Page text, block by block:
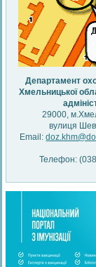
Департамент
Хмельницької
29000,
вулиця
Email:
Телефон: